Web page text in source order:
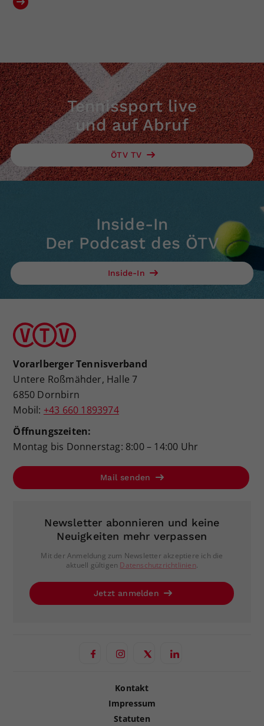
Tennissport live
und auf Abruf
ÖTV TV
Inside-In
Der Podcast des ÖTV
Inside-In
Vorarlberger Tennisverband
Untere Roßmähder, Halle 7
6850 Dornbirn
Mobil: +43 660 1893974
Öffnungszeiten:
Montag bis Donnerstag: 8:00 – 14:00 Uhr
Mail senden
Newsletter abonnieren und keine
Neuigkeiten mehr verpassen
Mit der Anmeldung zum Newsletter akzeptiere ich die
aktuell gültigen Datenschutzrichtlinien.
Jetzt anmelden
Kontakt
Impressum
Statuten